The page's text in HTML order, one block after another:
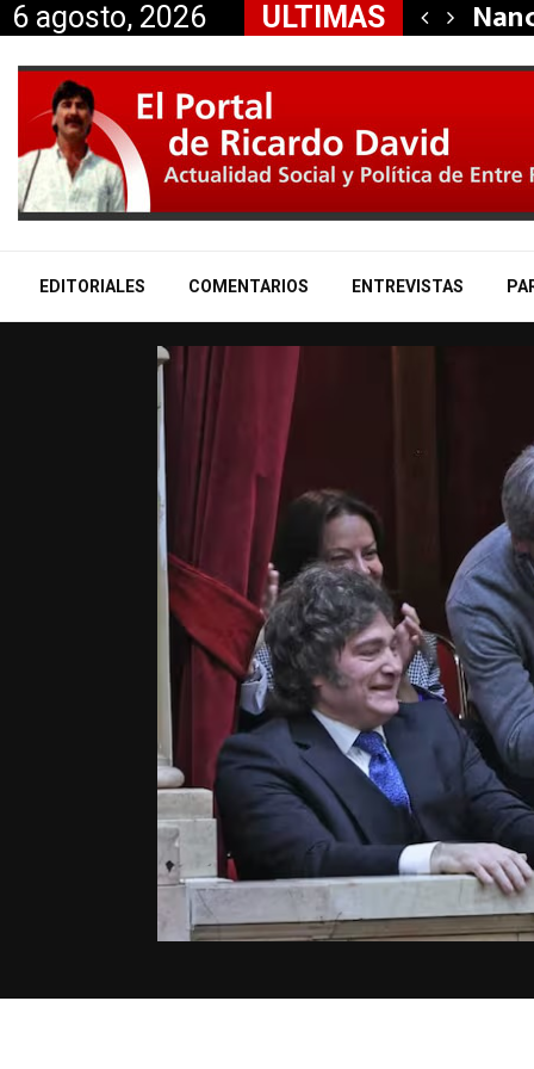
6 agosto, 2026 ULTIMAS
la renuncia…
EDITORIALES COMENTARIOS ENTREVISTAS